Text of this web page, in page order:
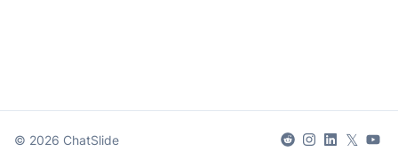
© 2026 ChatSlide 𝕏